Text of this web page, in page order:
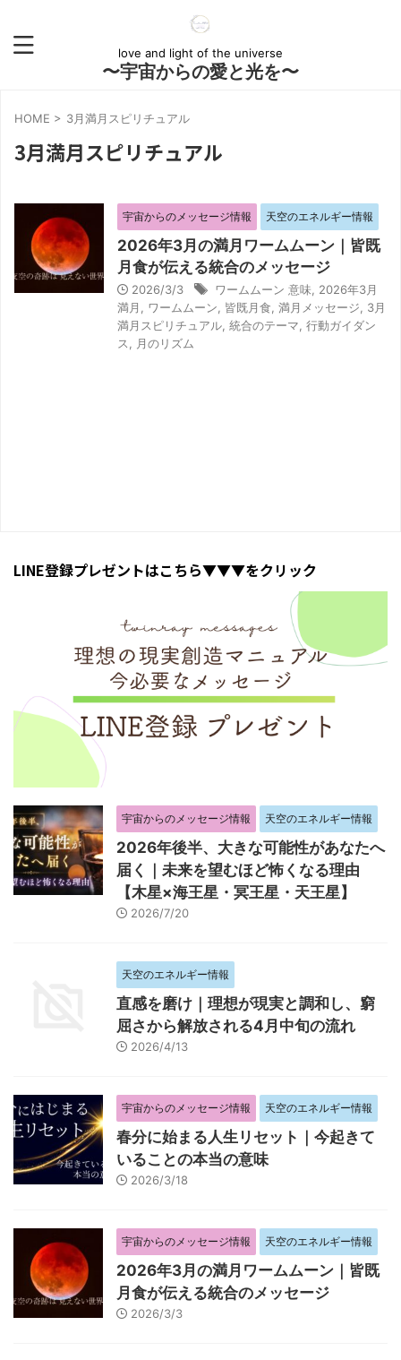
love and light of the universe
〜宇宙からの愛と光を〜
HOME > 3月満月スピリチュアル
3月満月スピリチュアル
宇宙からのメッセージ情報 天空のエネルギー情報
2026年3月の満月ワームムーン｜皆既
月食が伝える統合のメッセージ
2026/3/3 ワームムーン 意味
2026年3月
満月
ワームムーン 皆既月食 満月メッセージ
3月
満月スピリチュアル 統合のテーマ 行動ガイダン
ス
月のリズム
LINE登録プレゼントはこちら▼▼▼をクリック
宇宙からのメッセージ情報 天空のエネルギー情報
2026年後半、大きな可能性があなたへ
届く｜未来を望むほど怖くなる理由
【木星×海王星・冥王星・天王星】
2026/7/20
天空のエネルギー情報
直感を磨け｜理想が現実と調和し、窮
屈さから解放される4月中旬の流れ
2026/4/13
宇宙からのメッセージ情報 天空のエネルギー情報
春分に始まる人生リセット｜今起きて
いることの本当の意味
2026/3/18
宇宙からのメッセージ情報 天空のエネルギー情報
2026年3月の満月ワームムーン｜皆既
月食が伝える統合のメッセージ
2026/3/3